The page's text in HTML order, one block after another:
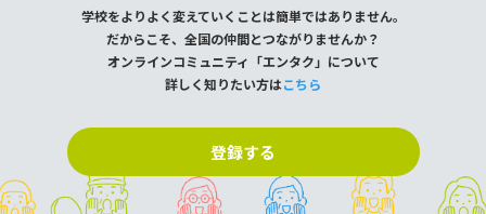
学校をよりよく変えていくことは簡単ではありません。
だからこそ、全国の仲間とつながりませんか？
オンラインコミュニティ「エンタク」について
詳しく知りたい方はこちら
登録する